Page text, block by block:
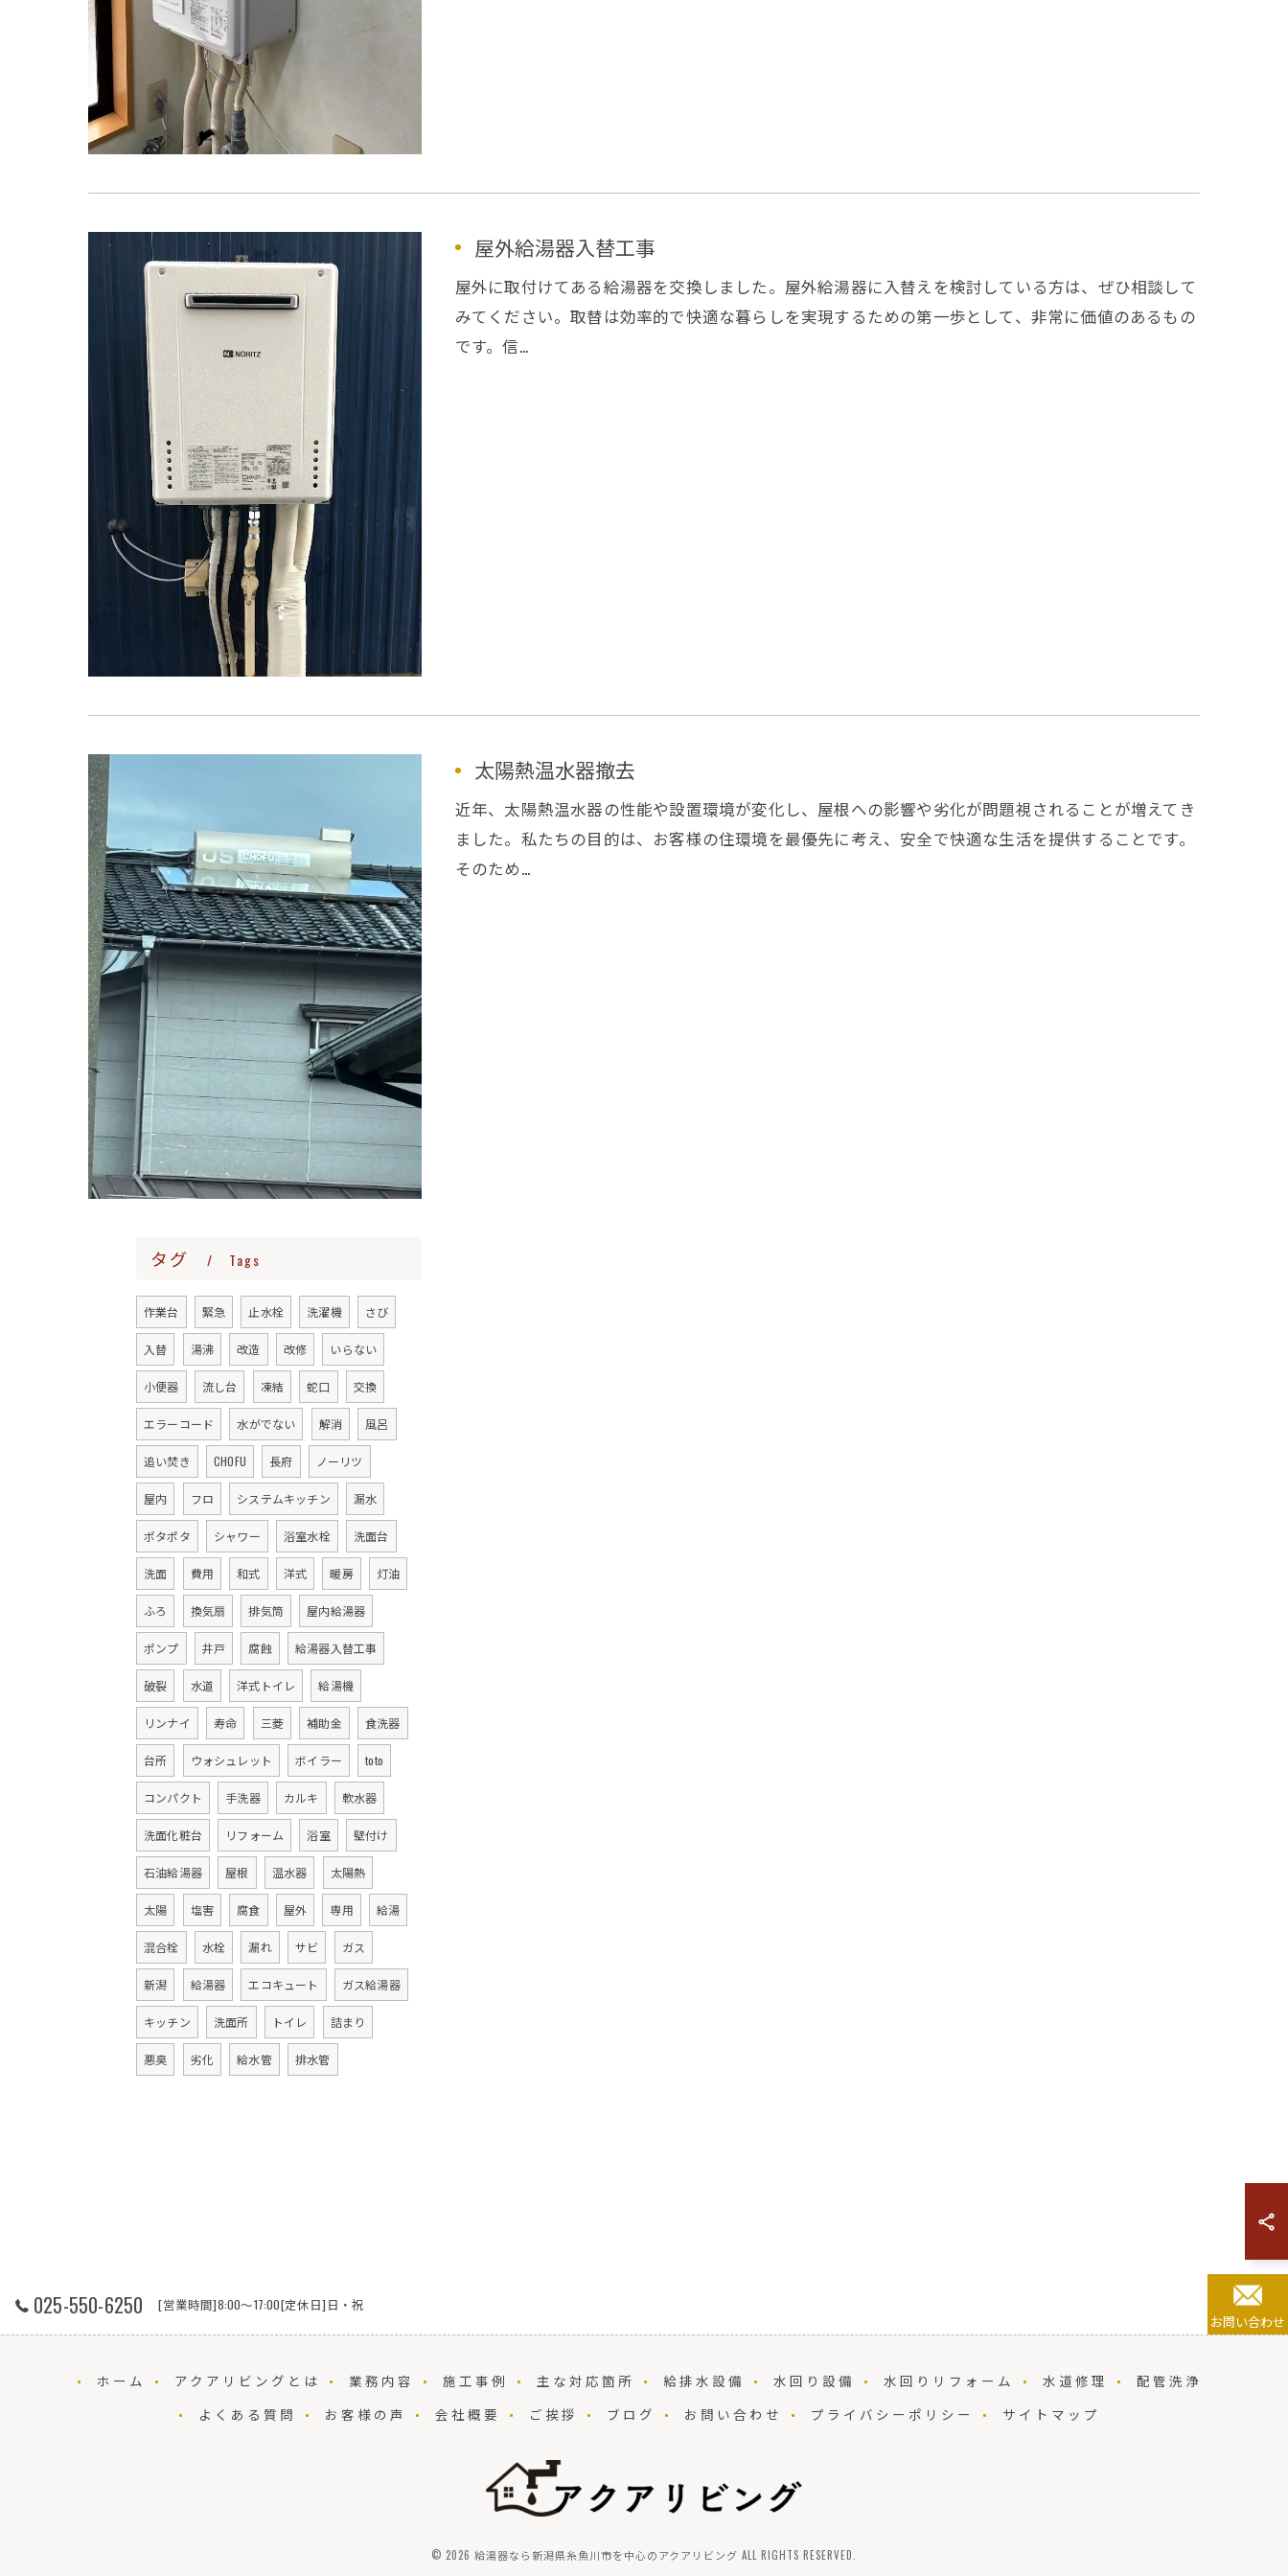
屋外給湯器入替工事
屋外に取付けてある給湯器を交換しました。屋外給湯器に入替えを検討している方は、ぜひ相談して
みてください。取替は効率的で快適な暮らしを実現するための第一歩として、非常に価値のあるもの
です。信…
太陽熱温水器撤去
近年、太陽熱温水器の性能や設置環境が変化し、屋根への影響や劣化が問題視されることが増えてき
ました。私たちの目的は、お客様の住環境を最優先に考え、安全で快適な生活を提供することです。
そのため…
タグ Tags
作業台 緊急 止水栓 洗濯機 さび
入替 湯沸 改造 改修 いらない
小便器 流し台 凍結 蛇口 交換
エラーコード 水がでない 解消 風呂
追い焚き CHOFU 長府 ノーリツ
屋内 フロ システムキッチン 漏水
ポタポタ シャワー 浴室水栓 洗面台
洗面 費用 和式 洋式 暖房 灯油
ふろ 換気扇 排気筒 屋内給湯器
ポンプ 井戸 腐蝕 給湯器入替工事
破裂 水道 洋式トイレ 給湯機
リンナイ 寿命 三菱 補助金 食洗器
台所 ウォシュレット ボイラー toto
コンパクト 手洗器 カルキ 軟水器
洗面化粧台 リフォーム 浴室 壁付け
石油給湯器 屋根 温水器 太陽熱
太陽 塩害 腐食 屋外 専用 給湯
混合栓 水栓 漏れ サビ ガス
新潟 給湯器 エコキュート ガス給湯器
キッチン 洗面所 トイレ 詰まり
悪臭 劣化 給水管 排水管
025-550-6250 [営業時間]8:00～17:00[定休日]日・祝
お問い合わせ
ホーム アクアリビングとは 業務内容 施工事例 主な対応箇所 給排水設備 水回り設備 水回りリフォーム 水道修理
配管洗浄
よくある質問
お客様の声 会社概要 ご挨拶 ブログ お問い合わせ プライバシーポリシー サイトマップ
© 2026 給湯器なら新潟県糸魚川市を中心のアクアリビング ALL RIGHTS RESERVED.